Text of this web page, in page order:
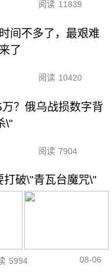
阅读 11839
间不多了，最艰难
了
阅读 10420
？俄乌战损数字背
\"
阅读 7904
破\"青瓦台魔咒\"
5994 08-06